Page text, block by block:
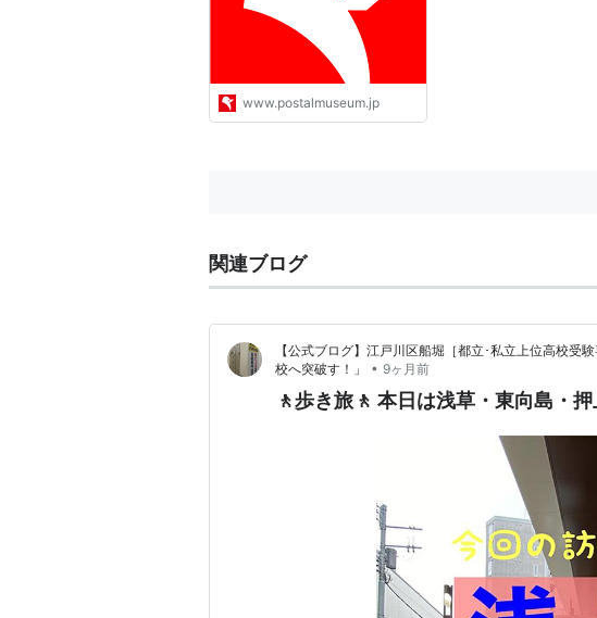
www.postalmuseum.jp
関連ブログ
【公式ブログ】江戸川区船堀［都立･私立上位高校
校へ突破す！」
• 9ヶ月前
🚶歩き旅🚶 本日は浅草・東向島・押